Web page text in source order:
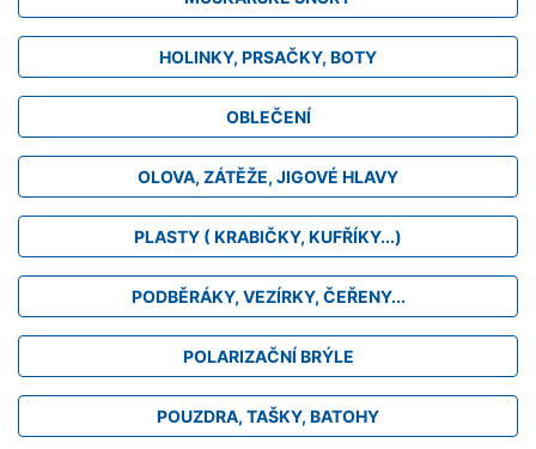
HOLINKY, PRSAČKY, BOTY
OBLEČENÍ
OLOVA, ZÁTĚŽE, JIGOVÉ HLAVY
PLASTY ( KRABIČKY, KUFŘÍKY...)
PODBĚRÁKY, VEZÍRKY, ČEŘENY...
POLARIZAČNÍ BRÝLE
POUZDRA, TAŠKY, BATOHY